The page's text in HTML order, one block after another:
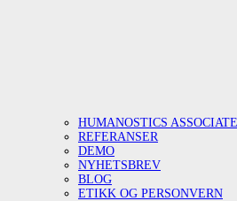
HUMANOSTICS
REFERANSER
DEMO
NYHETSBREV
BLOG
ETIKK OG PERSONVERN